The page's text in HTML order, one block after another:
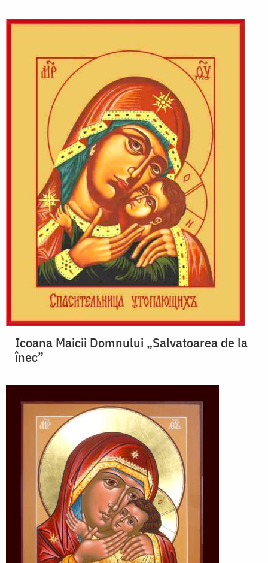
Icoana Maicii Domnului „Salvatoarea de la
înec”